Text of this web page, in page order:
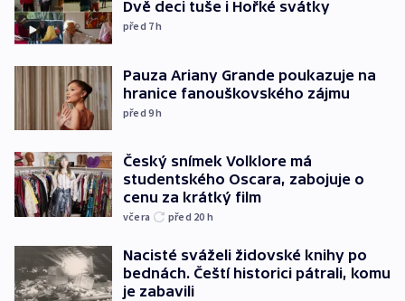
Dvě deci tuše i Hořké svátky
před 7h
Pauza Ariany Grande poukazuje na
hranice fanouškovského zájmu
před 9h
Český snímek Volklore má
studentského Oscara, zabojuje o
cenu za krátký film
včera před 20 h
Nacisté sváželi židovské knihy po
bednách. Čeští historici pátrali, komu
je zabavili